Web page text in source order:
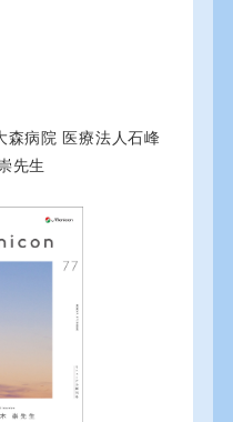
森病院 医療法人石峰
先生